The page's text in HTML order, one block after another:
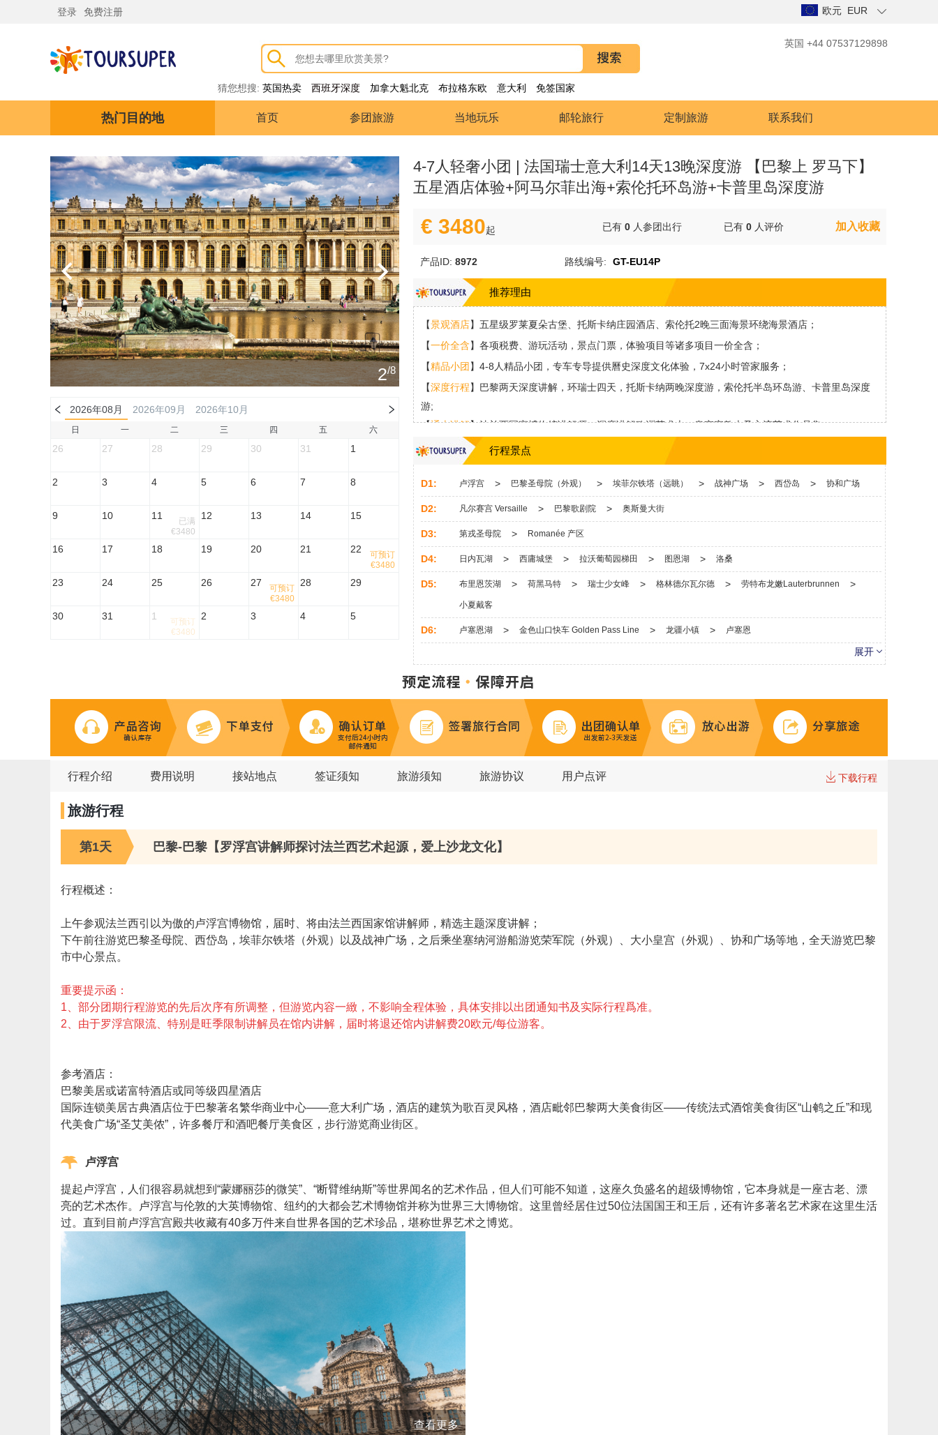
登录 免费注册 欧元 EUR
猜您想搜: 英国热卖 西班牙深度 加拿大魁北克 布拉格东欧 意大利 免签国家
英国 +44 07537129898
热门目的地 首页 参团旅游 当地玩乐 邮轮旅行 定制旅游 联系我们
/8
3
2026年08月 2026年09月 2026年10月
日 一 二 三 四 五 六
26 27 28 29 30 31 1
2 3 4 5 6 7 8
9 10 11
已满
€3480
12 13 14 15
16 17 18 19 20 21 22
可预订
€3480
23 24 25 26 27
可预订
€3480
28 29
30 31 1
可预订
€3480
2 3 4 5
4-7人轻奢小团 | 法国瑞士意大利14天13晚深度游 【巴黎上 罗马下】
五星酒店体验+阿马尔菲出海+索伦托环岛游+卡普里岛深度游
€ 3480起 已有 0 人参团出行 已有 0 人评价 加入收藏
产品ID: 8972 路线编号: GT-EU14P
推荐理由
【景观酒店】五星级罗莱夏朵古堡、托斯卡纳庄园酒店、索伦托2晚三面海景环绕海景酒店；
【一价全含】各项税费、游玩活动，景点门票，体验项目等诸多项目一价全含；
【精品小团 】4-8人精品小团，专车专导提供曆史深度文化体验，7x24小时管家服务；
【深度行程】巴黎两天深度讲解，环瑞士四天，托斯卡纳两晚深度游，索伦托半岛环岛游、卡普里岛深度
游;
【通史讲解】法兰西国家博物馆讲解师，深度讲解欧洲艺术史、皇室宗教史及主流艺术作品集。
行程景点
D1: 卢浮宫 > 巴黎圣母院（外观） > 埃菲尔铁塔（远眺） > 战神广场 > 西岱岛 > 协和广场
D2: 凡尔赛宫 Versaille > 巴黎歌剧院 > 奥斯曼大街
D3: 第戎圣母院 > Romanée 产区
D4: 日内瓦湖 > 西庸城堡 > 拉沃葡萄园梯田 > 图恩湖 > 洛桑
D5: 布里恩茨湖 > 荷黑马特 > 瑞士少女峰 > 格林德尔瓦尔德 > 劳特布龙嫩Lauterbrunnen >
小夏戴客
D6: 卢塞恩湖 > 金色山口快车 Golden Pass Line > 龙疆小镇 > 卢塞恩
D8: 叹息桥 > 圣马可广场
米开朗琪罗广场
D10: 五渔村 > 比萨斜塔 > 奇迹广场
D11: 锡耶纳大教堂 > 皮恩扎
D12: 西班牙广场 > > 罗马斗兽场
展开
行程介绍 费用说明 接站地点 签证须知 旅游须知 旅游协议 用户点评 下载行程
旅游行程
第1天 巴黎-巴黎【罗浮宫讲解师探讨法兰西艺术起源，爱上沙龙文化】
行程概述：
上午参观法兰西引以为傲的卢浮宫博物馆，届时、将由法兰西国家馆讲解师，精选主题深度讲解；
下午前往游览巴黎圣母院、西岱岛，埃菲尔铁塔（外观）以及战神广场，之后乘坐塞纳河游船游览荣军院（外观）、大小皇宫（外观）、协和广场等地，全天游览巴黎
市中心景点。
重要提示函：
1、部分团期行程游览的先后次序有所调整，但游览内容一緻，不影响全程体验，具体安排以出团通知书及实际行程爲准。
2、由于罗浮宫限流、特别是旺季限制讲解员在馆内讲解，届时将退还馆内讲解费20欧元/每位游客。
参考酒店：
巴黎美居或诺富特酒店或同等级四星酒店
国际连锁美居古典酒店位于巴黎著名繁华商业中心——意大利广场，酒店的建筑为歌百灵风格，酒店毗邻巴黎两大美食街区——传统法式酒馆美食街区“山鹌之丘”和现
代美食广场“圣艾美侬”，许多餐厅和酒吧餐厅美食区，步行游览商业街区。
卢浮宫
提起卢浮宫，人们很容易就想到“蒙娜丽莎的微笑”、“断臂维纳斯”等世界闻名的艺术作品，但人们可能不知道，这座久负盛名的超级博物馆，它本身就是一座古老、漂
亮的艺术杰作。卢浮宫与伦敦的大英博物馆、纽约的大都会艺术博物馆并称为世界三大博物馆。这里曾经居住过50位法国国王和王后，还有许多著名艺术家在这里生活
过。直到目前卢浮宫宫殿共收藏有40多万件来自世界各国的艺术珍品，堪称世界艺术之博览。
查看更多